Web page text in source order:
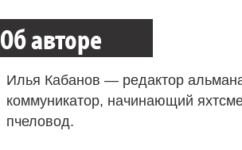
Об авторе
Илья Кабанов — редактор
коммуникатор, начинающий
пчеловод.